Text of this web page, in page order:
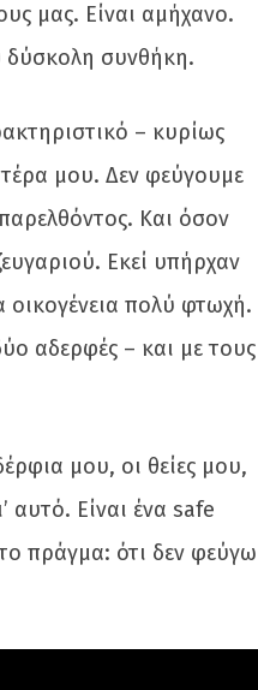
μας. Είναι αμήχανο.
δύσκολη συνθήκη.
– κυρίως
μου. Δεν φεύγουμε
Και όσον
Εκεί υπήρχαν
πολύ φτωχή.
αδερφές – και με τους
μου, οι θείες μου,
αυτό. Είναι ένα safe
πράγμα: ότι δεν φεύγω